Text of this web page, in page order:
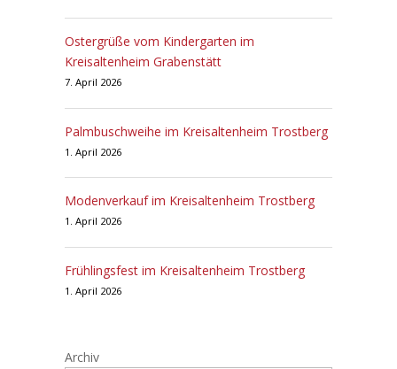
Ostergrüße vom Kindergarten im
Kreisaltenheim Grabenstätt
7. April 2026
Palmbuschweihe im Kreisaltenheim Trostberg
1. April 2026
Modenverkauf im Kreisaltenheim Trostberg
1. April 2026
Frühlingsfest im Kreisaltenheim Trostberg
1. April 2026
Archiv